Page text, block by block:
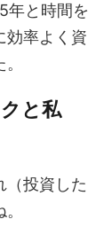
年と時間を
効率よく資
と私
（投資した